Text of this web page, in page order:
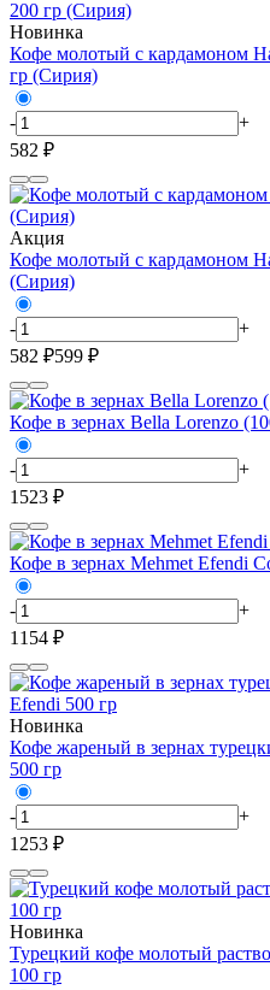
Новинка
Кофе молотый с кардамоном
гр (Сирия)
-
+
582 ₽
Акция
Кофе молотый с кардамоном
(Сирия)
-
+
582 ₽599 ₽
Кофе в зернах Bella Lorenzo
-
+
1523 ₽
Кофе в зернах Mehmet Efendi
-
+
1154 ₽
Новинка
Кофе жареный в зернах
500 гр
-
+
1253 ₽
Новинка
Турецкий кофе молотый
100 гр